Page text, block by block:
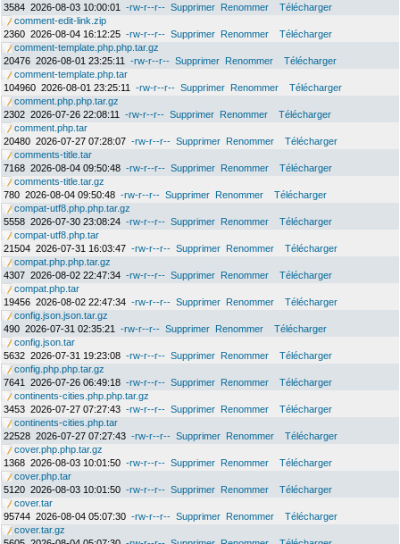
3584 2026-08-03 10:00:01 -rw-r--r-- Supprimer Renommer
Télécharger
comment-edit-link.zip
2360 2026-08-04 16:12:25 -rw-r--r-- Supprimer Renommer
Télécharger
comment-template.php.php.tar.gz
20476 2026-08-01 23:25:11 -rw-r--r-- Supprimer Renommer
Télécharger
comment-template.php.tar
104960 2026-08-01 23:25:11 -rw-r--r-- Supprimer Renommer
Télécharger
comment.php.php.tar.gz
2302 2026-07-26 22:08:11 -rw-r--r-- Supprimer Renommer
Télécharger
comment.php.tar
20480 2026-07-27 07:28:07 -rw-r--r-- Supprimer Renommer
Télécharger
comments-title.tar
7168 2026-08-04 09:50:48 -rw-r--r-- Supprimer Renommer
Télécharger
comments-title.tar.gz
780 2026-08-04 09:50:48 -rw-r--r-- Supprimer Renommer
Télécharger
compat-utf8.php.php.tar.gz
5558 2026-07-30 23:08:24 -rw-r--r-- Supprimer Renommer
Télécharger
compat-utf8.php.tar
21504 2026-07-31 16:03:47 -rw-r--r-- Supprimer Renommer
Télécharger
compat.php.php.tar.gz
4307 2026-08-02 22:47:34 -rw-r--r-- Supprimer Renommer
Télécharger
compat.php.tar
19456 2026-08-02 22:47:34 -rw-r--r-- Supprimer Renommer
Télécharger
config.json.json.tar.gz
490 2026-07-31 02:35:21 -rw-r--r-- Supprimer Renommer
Télécharger
config.json.tar
5632 2026-07-31 19:23:08 -rw-r--r-- Supprimer Renommer
Télécharger
config.php.php.tar.gz
7641
2026-07-26 06:49:18 -rw-r--r-- Supprimer Renommer
Télécharger
continents-cities.php.php.tar.gz
3453 2026-07-27 07:27:43 -rw-r--r-- Supprimer Renommer
Télécharger
continents-cities.php.tar
22528 2026-07-27 07:27:43 -rw-r--r-- Supprimer Renommer
Télécharger
cover.php.php.tar.gz
1368 2026-08-03 10:01:50 -rw-r--r-- Supprimer Renommer
Télécharger
cover.php.tar
5120 2026-08-03 10:01:50 -rw-r--r-- Supprimer Renommer
Télécharger
cover.tar
95744 2026-08-04 05:07:30 -rw-r--r-- Supprimer Renommer
Télécharger
cover.tar.gz